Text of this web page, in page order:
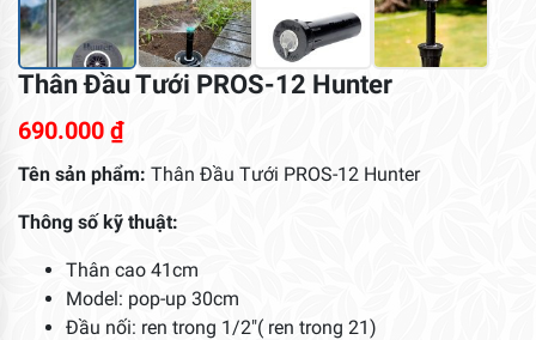
Thân Đầu Tưới PROS-12 Hunter
690.000 ₫
Tên sản phẩm: Thân Đầu Tưới PROS-12 Hunter
Thông số kỹ thuật:
Thân cao 41cm
Model: pop-up 30cm
Đầu nối: ren trong 1/2″( ren trong 21)